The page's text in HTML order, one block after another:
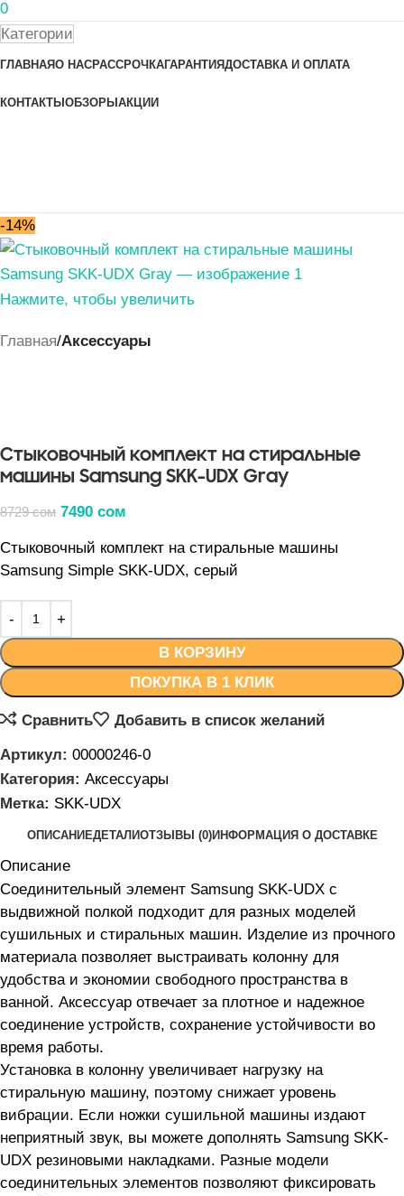
0
Категории
ГЛАВНАЯО НАСРАССРОЧКАГАРАНТИЯДОСТАВКА И ОПЛАТА
КОНТАКТЫ ОБЗОРЫ АКЦИИ
-14%
Нажмите, чтобы увеличить
Главная Аксессуары
Стыковочный комплект на стиральные
машины Samsung SKK-UDX Gray
8729сом 7490 сом
Стыковочный комплект на стиральные машины
Samsung Simple SKK-UDX, серый
В КОРЗИНУ
ПОКУПКА В 1 КЛИК
Сравнить Добавить в список желаний
Артикул: 00000246-0
Категория: Аксессуары
Метка: SKK-UDX
ОПИСАНИЕДЕТАЛИОТЗЫВЫ (0)ИНФОРМАЦИЯ О ДОСТАВКЕ
Описание
Соединительный элемент Samsung SKK-UDX с
выдвижной полкой подходит для разных моделей
сушильных и стиральных машин. Изделие из прочного
материала позволяет выстраивать колонну для
удобства и экономии свободного пространства в
ванной. Аксессуар отвечает за плотное и надежное
соединение устройств, сохранение устойчивости во
время работы.
Установка в колонну увеличивает нагрузку на
стиральную машину, поэтому снижает уровень
вибрации. Если ножки сушильной машины издают
неприятный звук, вы можете дополнять Samsung SKK-
UDX резиновыми накладками. Разные модели
соединительных элементов позволяют фиксировать